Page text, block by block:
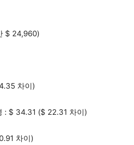
$ 24,960)
차이)
: $ 34.31 ($ 22.31 차이)
차이)